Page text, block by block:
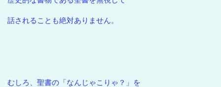
話されることも絶対ありません。
むしろ、聖書の「なんじゃこりゃ？」を